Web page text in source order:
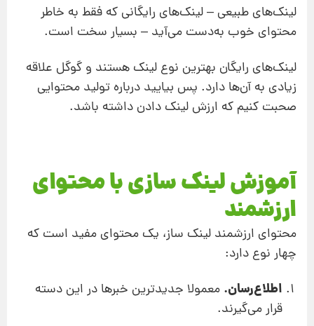
لینک‌های طبیعی – لینک‌های رایگانی که فقط به‌ خاطر
محتوای خوب به‌دست می‌آید – بسیار سخت است.
لینک‌های رایگان بهترین نوع لینک هستند و گوگل علاقه
زیادی به آن‌ها دارد. پس بیایید درباره تولید محتوایی
صحبت کنیم که ارزش لینک دادن داشته باشد.
آموزش لینک سازی با محتوای
ارزشمند
محتوای ارزشمند لینک‌ ساز، یک محتوای مفید است که
چهار نوع دارد:
اطلاع‌رسان. معمولا جدیدترین خبرها در این دسته
قرار می‌‌گیرند.